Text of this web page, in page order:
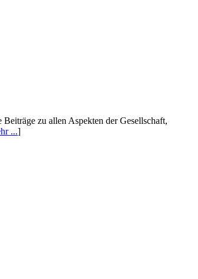
zu allen Aspekten der Gesellschaft,
...]